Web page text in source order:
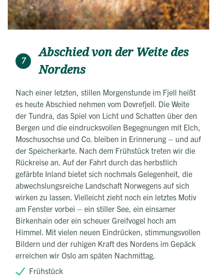
7
Abschied von der Weite des
Nordens
Nach einer letzten, stillen Morgenstunde im Fjell heißt
es heute Abschied nehmen vom Dovrefjell. Die Weite
der Tundra, das Spiel von Licht und Schatten über den
Bergen und die eindrucksvollen Begegnungen mit Elch,
Moschusochse und Co. bleiben in Erinnerung – und auf
der Speicherkarte. Nach dem Frühstück treten wir die
Rückreise an. Auf der Fahrt durch das herbstlich
gefärbte Inland bietet sich nochmals Gelegenheit, die
abwechslungsreiche Landschaft Norwegens auf sich
wirken zu lassen. Vielleicht zieht noch ein letztes Motiv
am Fenster vorbei – ein stiller See, ein einsamer
Birkenhain oder ein scheuer Greifvogel hoch am
Himmel. Mit vielen neuen Eindrücken, stimmungsvollen
Bildern und der ruhigen Kraft des Nordens im Gepäck
erreichen wir Oslo am späten Nachmittag.
Frühstück